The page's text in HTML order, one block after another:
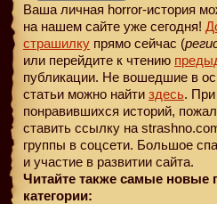
Ваша личная horror-история
на нашем сайте уже сегодня!
страшилку прямо сейчас (
или перейдите к чтению
публикации. Не вошедшие в
статьи можно найти здесь. При
понравившихся историй,
ставить ссылку на
группы в соцсети. Большое
и участие в развитии сайта.
Читайте также самые новые
категории: